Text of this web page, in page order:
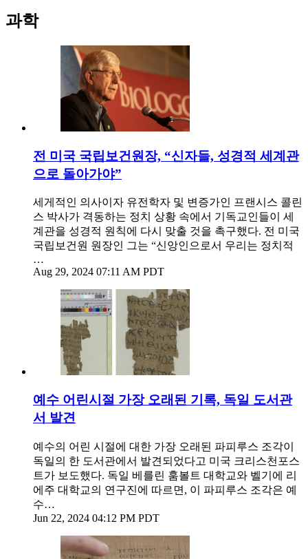
과학
전 미국 국립보건원장, “신자들, 성경적 세계관
으로 돌아가야”
세게적인 의사이자 유전학자 및 변증가인 프랜시스 콜린
스 박사가 격동하는 정치 상황 속에서 기독교인들이 세
계관을 성경적 원칙에 다시 맞출 것을 촉구했다. 전 미국
국립보건원 원장인 그는 “신앙인으로서 우리는 정치적
…
Aug 29, 2024 07:11 AM PDT
예수 어린시절 가장 오래된 기록, 독일 도서관
서 발견
예수의 어린 시절에 대한 가장 오래된 파피루스 조각이
독일의 한 도서관에서 발견되었다고 미국 크리스천포스
트가 보도했다. 독일 베를린 훔볼트 대학교와 벨기에 리
에주 대학교의 연구진에 따르면, 이 파피루스 조각은 예
수…
Jun 22, 2024 04:12 PM PDT